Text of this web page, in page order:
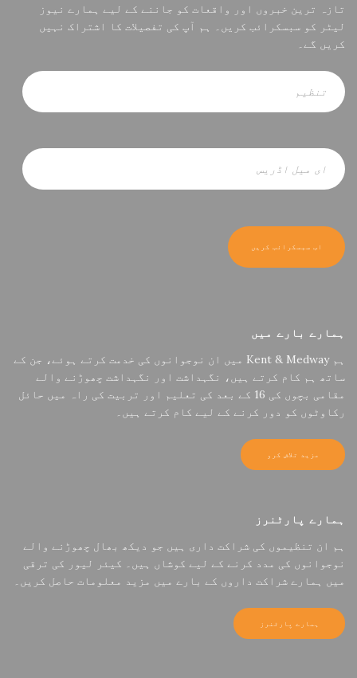
تازہ ترین خبروں اور واقعات کو جاننے کے لیے ہمارے نیوز
لیٹر کو سبسکرائب کریں۔ ہم آپ کی تفصیلات کا اشتراک نہیں
کریں گے۔
ہمارے بارے میں
ہم Kent & Medway میں ان نوجوانوں کی خدمت کرتے ہوئے، جن کے
ساتھ ہم کام کرتے ہیں، نگہداشت اور نگہداشت چھوڑنے والے
مقامی بچوں کی 16 کے بعد کی تعلیم اور تربیت کی راہ میں حائل
رکاوٹوں کو دور کرنے کے لیے کام کرتے ہیں۔
مزید تلاش کرو
ہمارے پارٹنرز
ہم ان تنظیموں کی شراکت داری ہیں جو دیکھ بھال چھوڑنے والے
نوجوانوں کی مدد کرنے کے لیے کوشاں ہیں۔ کیئر لیور کی ترقی
میں ہمارے شراکت داروں کے بارے میں مزید معلومات حاصل کریں۔
ہمارے پارٹنرز